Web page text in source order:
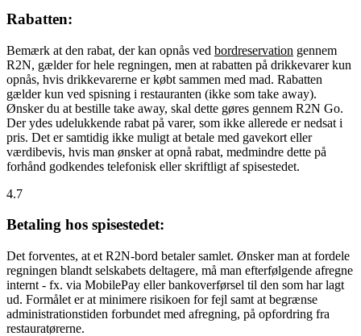
Rabatten:
Bemærk at den rabat, der kan opnås ved bordreservation gennem
R2N, gælder for hele regningen, men at rabatten på drikkevarer kun
opnås, hvis drikkevarerne er købt sammen med mad. Rabatten
gælder kun ved spisning i restauranten (ikke som take away).
Ønsker du at bestille take away, skal dette gøres gennem R2N Go.
Der ydes udelukkende rabat på varer, som ikke allerede er nedsat i
pris. Det er samtidig ikke muligt at betale med gavekort eller
værdibevis, hvis man ønsker at opnå rabat, medmindre dette på
forhånd godkendes telefonisk eller skriftligt af spisestedet.
4.7
Betaling hos spisestedet:
Det forventes, at et R2N-bord betaler samlet. Ønsker man at fordele
regningen blandt selskabets deltagere, må man efterfølgende afregne
internt - fx. via MobilePay eller bankoverførsel til den som har lagt
ud. Formålet er at minimere risikoen for fejl samt at begrænse
administrationstiden forbundet med afregning, på opfordring fra
restauratørerne.